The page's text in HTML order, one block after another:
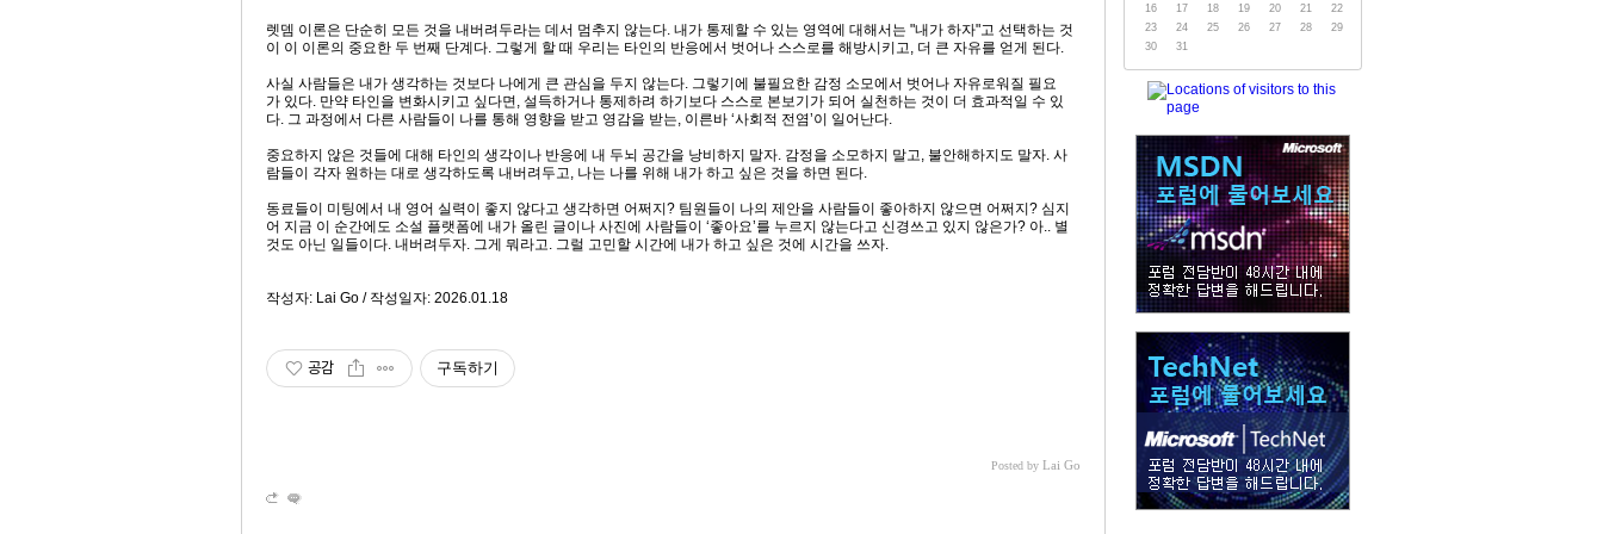
렛뎀 이론은 단순히 모든 것을 내버려두라는 데서 멈추지 않는다. 내가 통제할 수 있는 영역에 대해서는 "내가 하자"고 선택하는 것
이 이 이론의 중요한 두 번째 단계다. 그렇게 할 때 우리는 타인의 반응에서 벗어나 스스로를 해방시키고, 더 큰 자유를 얻게 된다.
사실 사람들은 내가 생각하는 것보다 나에게 큰 관심을 두지 않는다. 그렇기에 불필요한 감정 소모에서 벗어나 자유로워질 필요
가 있다. 만약 타인을 변화시키고 싶다면, 설득하거나 통제하려 하기보다 스스로 본보기가 되어 실천하는 것이 더 효과적일 수 있
다. 그 과정에서 다른 사람들이 나를 통해 영향을 받고 영감을 받는, 이른바 ‘사회적 전염’이 일어난다.
중요하지 않은 것들에 대해 타인의 생각이나 반응에 내 두뇌 공간을 낭비하지 말자. 감정을 소모하지 말고, 불안해하지도 말자. 사
람들이 각자 원하는 대로 생각하도록 내버려두고, 나는 나를 위해 내가 하고 싶은 것을 하면 된다.
동료들이 미팅에서 내 영어 실력이 좋지 않다고 생각하면 어쩌지? 팀원들이 나의 제안을 사람들이 좋아하지 않으면 어쩌지? 심지
어 지금 이 순간에도 소설 플랫폼에 내가 올린 글이나 사진에 사람들이 ‘좋아요’를 누르지 않는다고 신경쓰고 있지 않은가? 아.. 별
것도 아닌 일들이다. 내버려두자. 그게 뭐라고. 그럴 고민할 시간에 내가 하고 싶은 것에 시간을 쓰자.
작성자: Lai Go / 작성일자: 2026.01.18
공감 구독하기
Posted by Lai Go
16 17 18 19 20 21
22
23
24 25 26 27 28
29
30
31